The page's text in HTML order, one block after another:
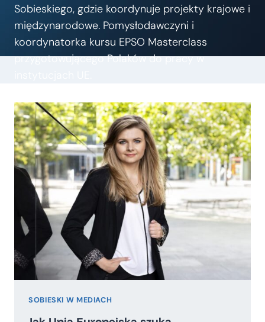
Sobieskiego, gdzie koordynuje projekty krajowe i
międzynarodowe. Pomysłodawczyni i
koordynatorka kursu EPSO Masterclass
przygotowującego Polaków do pracy w
SOBIESKI W MEDIACH